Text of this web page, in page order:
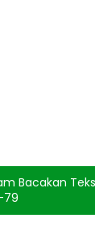
Bacakan
79